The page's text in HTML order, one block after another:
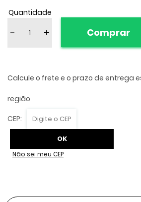
Quantidade
- + Comprar
Não sei meu CEP